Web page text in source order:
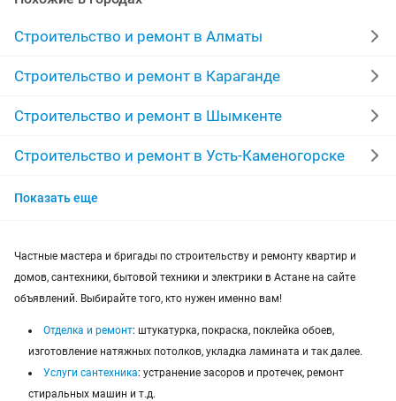
дизайн забор укладка ламината
перетяжка мебели шкаф установка замков
сварщик ремонт ванной обои
сварочные работы кухни на заказ
отделочные работы
Строительство и ремонт в Алматы
Строительство и ремонт в Караганде
Строительство и ремонт в Шымкенте
Строительство и ремонт в Усть-Каменогорске
Строительство и ремонт в Актобе
Строительство и ремонт в Таразе
Строительство и ремонт в Атырау
Строительство и ремонт в Казахстане
Показать еще
Частные мастера и бригады по строительству и ремонту квартир и
домов, сантехники, бытовой техники и электрики в Астане на сайте
объявлений. Выбирайте того, кто нужен именно вам!
Отделка и ремонт: штукатурка, покраска, поклейка обоев,
изготовление натяжных потолков, укладка ламината и так далее.
Услуги сантехника: устранение засоров и протечек, ремонт
стиральных машин и т.д.